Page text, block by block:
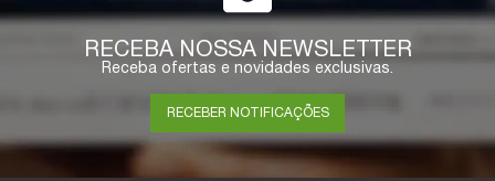
COMPRAR
RECEBA NOSSA NEWSLETTER
Receba ofertas e novidades exclusivas.
RECEBER NOTIFICAÇÕES